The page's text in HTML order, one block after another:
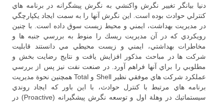
دنيا بيانگر تغيير نگرش واكنشي به نگرش پيشگرانه در برنامه هاي
كنترلي حوادث بوده است. اين نگرش آنها را به سمت ايجاد يكپارچگي
در مديريت بهداشت، ايمني و محيط زيست سوق داده است. با چنين
رويكردي كه در آن مديريت ريسك را منوط به بررسي جنبه ها و
مخاطرات بهداشتي، ايمني و زيست محيطي مي دانستند قابليت
شركت ها در مباحث مذكور افزايش يافت و نتايج رضايت بخش و
مطلوبي را براي آنها فراهم آورد. در صنعت نفت نيز پس از بررسي
عملكرد شركت هاي موفقي نظير Shell و Total همچنين نحوة مديريت
برنامه هاي مرتبط با كنترل حوادث، با اين باور كه ايجاد روندي
سيستماتيك در وهلة اول و توسعه نگرش پيشگيرانه (Proactive) در